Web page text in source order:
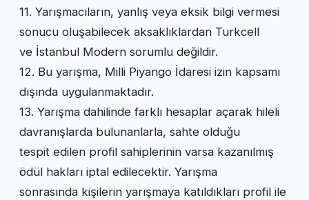
11. Yarışmacıların, yanlış veya eksik bilgi vermesi
sonucu oluşabilecek aksaklıklardan Turkcell
ve İstanbul Modern sorumlu değildir.
12. Bu yarışma, Milli Piyango İdaresi izin kapsamı
dışında uygulanmaktadır.
13. Yarışma dahilinde farklı hesaplar açarak hileli
davranışlarda bulunanlarla, sahte olduğu
tespit edilen profil sahiplerinin varsa kazanılmış
ödül hakları iptal edilecektir. Yarışma
sonrasında kişilerin yarışmaya katıldıkları profil ile